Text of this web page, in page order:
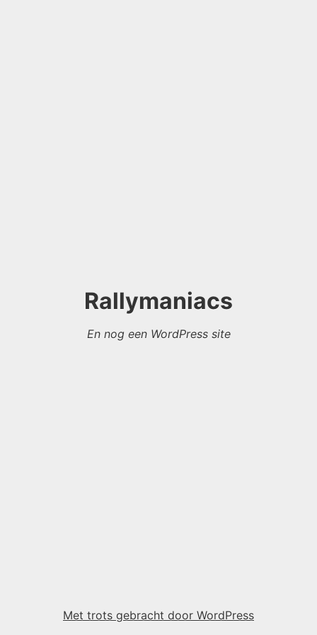
Rallymaniacs
En nog een WordPress site
Met trots gebracht door WordPress